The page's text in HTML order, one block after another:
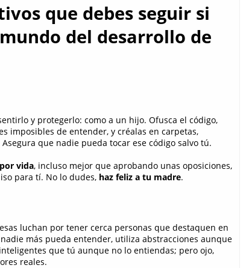
que debes seguir si
del desarrollo de
y protegerlo: como a un hijo. Ofusca el código,
imposibles de entender, y créalas en carpetas,
que nadie pueda tocar ese código salvo tú.
vida, incluso mejor que aprobando unas oposiciones,
para tí. No lo dudes, haz feliz a tu madre.
luchan por tener cerca personas que destaquen en
más pueda entender, utiliza abstracciones aunque
que tú aunque no lo entiendas; pero ojo,
reales.